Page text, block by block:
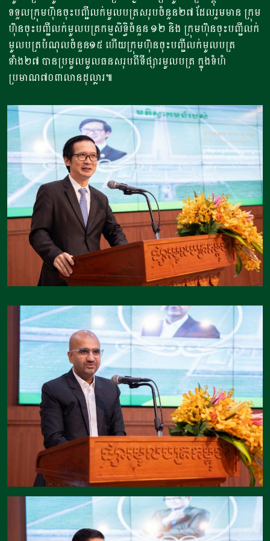
ទទួលក្រុមហ៊ុនចុះបញ្ជីលក់មូលបត្រសរុបចំនួន២៧ ដែលរួមមាន ក្រុម
ហ៊ុនចុះបញ្ជីលក់មូលបត្រកម្មសិទ្ធិចំនួន ១២ និង ក្រុមហ៊ុនចុះបញ្ជីលក់
មូលបត្របំណុលចំនួន១៥ ហើយក្រុមហ៊ុនចុះបញ្ជីលក់មូលបត្រ
ទាំង២៧ បានប្រមូលមូលធនសរុបពីទីផ្សារមូលបត្រ ក្នុងទំហំ
ប្រមាណ៧០៣លានដុល្លារ៕